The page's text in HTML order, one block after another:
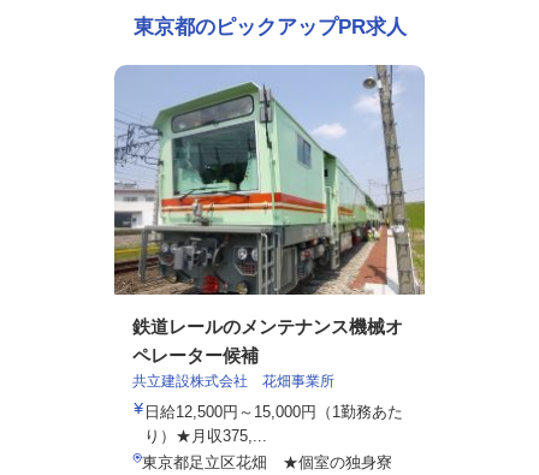
東京都のピックアップPR求人
鉄道レールのメンテナンス機械オ
ペレーター候補
共立建設株式会社 花畑事業所
日給12,500円～15,000円（1勤務あた
り）★月収375,...
東京都足立区花畑 ★個室の独身寮